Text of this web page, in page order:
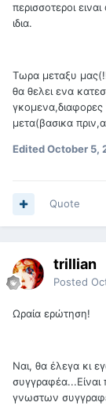
περισσοτεροι
ιδια.
Τωρα μεταξυ
θα θελει ενα
γκομενα,διαφορες
μετα(βασικα
EditedOctober 5,
Quote
trillian
Posted
Ωραία ερώτηση!
Ναι, θα έλεγα κι
συγγραφέα...Είναι
γνωστων